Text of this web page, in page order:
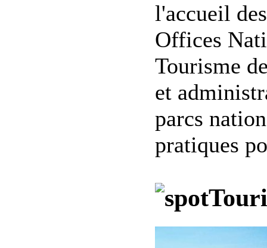
l'accueil
Offices
Tourisme
et
parcs
pratiques